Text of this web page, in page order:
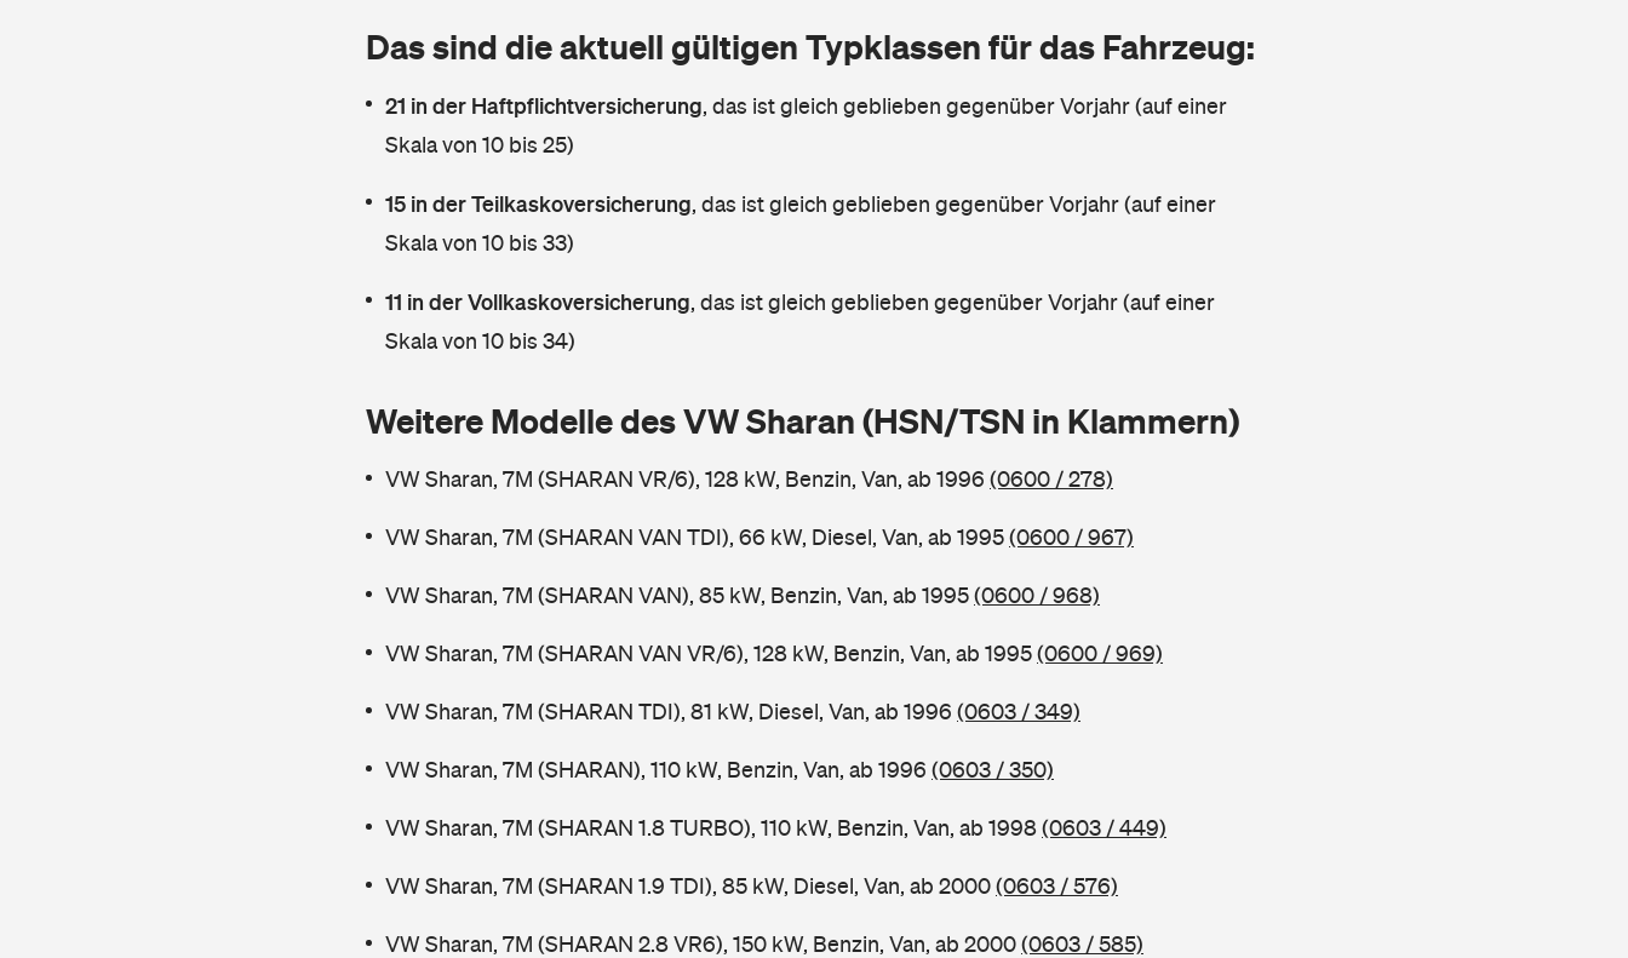
Das sind die aktuell gültigen Typklassen für das Fahrzeug:
21 in der Haftpflichtversicherung, das ist gleich geblieben gegenüber Vorjahr (auf einer
Skala von 10 bis 25)
15 in der Teilkaskoversicherung, das ist gleich geblieben gegenüber Vorjahr (auf einer
Skala von 10 bis 33)
11 in der Vollkaskoversicherung, das ist gleich geblieben gegenüber Vorjahr (auf einer
Skala von 10 bis 34)
Weitere Modelle des VW Sharan (HSN/TSN in Klammern)
VW Sharan, 7M (SHARAN VR/6), 128 kW, Benzin, Van, ab 1996 (0600 / 278)
VW Sharan, 7M (SHARAN VAN TDI), 66 kW, Diesel, Van, ab 1995(0600 / 967)
VW Sharan, 7M (SHARAN VAN), 85 kW, Benzin, Van, ab 1995(0600 / 968)
VW Sharan, 7M (SHARAN VAN VR/6), 128 kW, Benzin, Van, ab 1995(0600 / 969)
VW Sharan, 7M (SHARAN TDI), 81 kW, Diesel, Van, ab 1996 (0603 / 349)
VW Sharan, 7M (SHARAN), 110 kW, Benzin, Van, ab 1996 (0603 / 350)
VW Sharan, 7M (SHARAN 1.8 TURBO), 110 kW, Benzin, Van, ab 1998(0603 / 449)
VW Sharan, 7M (SHARAN 1.9 TDI), 85 kW, Diesel, Van, ab 2000(0603 / 576)
VW Sharan, 7M (SHARAN 2.8 VR6), 150 kW, Benzin, Van, ab 2000(0603 / 585)